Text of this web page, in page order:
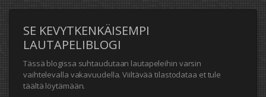
SE KEVYTKENKÄISEMPI
LAUTAPELIBLOGI
Tässä blogissa suhtaudutaan lautapeleihin varsin
vaihtelevalla vakavuudella. Viiltävää tilastodataa et tule
täältä löytämään.